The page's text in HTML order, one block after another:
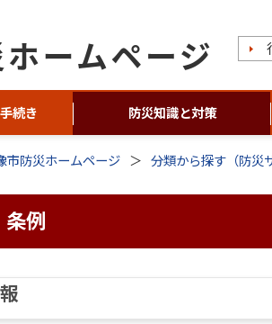
続き 防災知識と対策
市防災ホームページ 分類から探す（防災
例